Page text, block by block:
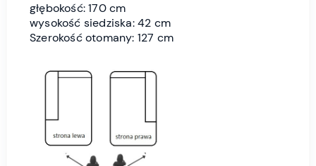
głębokość: 170 cm
wysokość siedziska: 42 cm
Szerokość otomany: 127 cm